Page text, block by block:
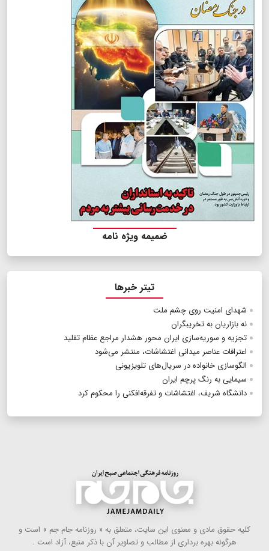
ضمیمه ویژه نامه
تیتر خبرها
شهدای امنیت روی چشم ملت
نه بازاریان به تخریبگران
تجزیه و سوریه‌سازی ایران محور هشدار مراجع عظام تقلید
اعترافات عناصر میدانی اغتشاشات، منتشر می‌‌شود
الگو‌سازی خانواده در سریال‌های تلویزیونی
سیمایی به رنگ پرچم ایران
دانشگاه شریف، اغتشاشات و تفرقه‌افکنی را محکوم کرد
كلیه حقوق مادی و معنوی این سایت، متعلق به « روزنامه جام جم » است و
هرگونه بهره ‌برداری از مطالب و تصاویر آن با ذكر منبع، آزاد است .